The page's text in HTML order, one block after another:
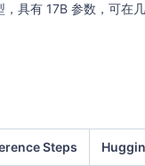
具有 17B 参数，可在
Steps